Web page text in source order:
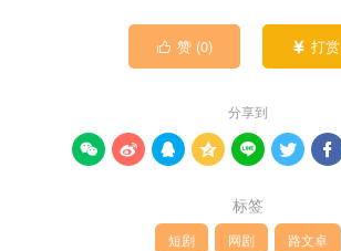
 赞 (0)  打赏
分享到
      
标签
短剧 网剧 路文卓